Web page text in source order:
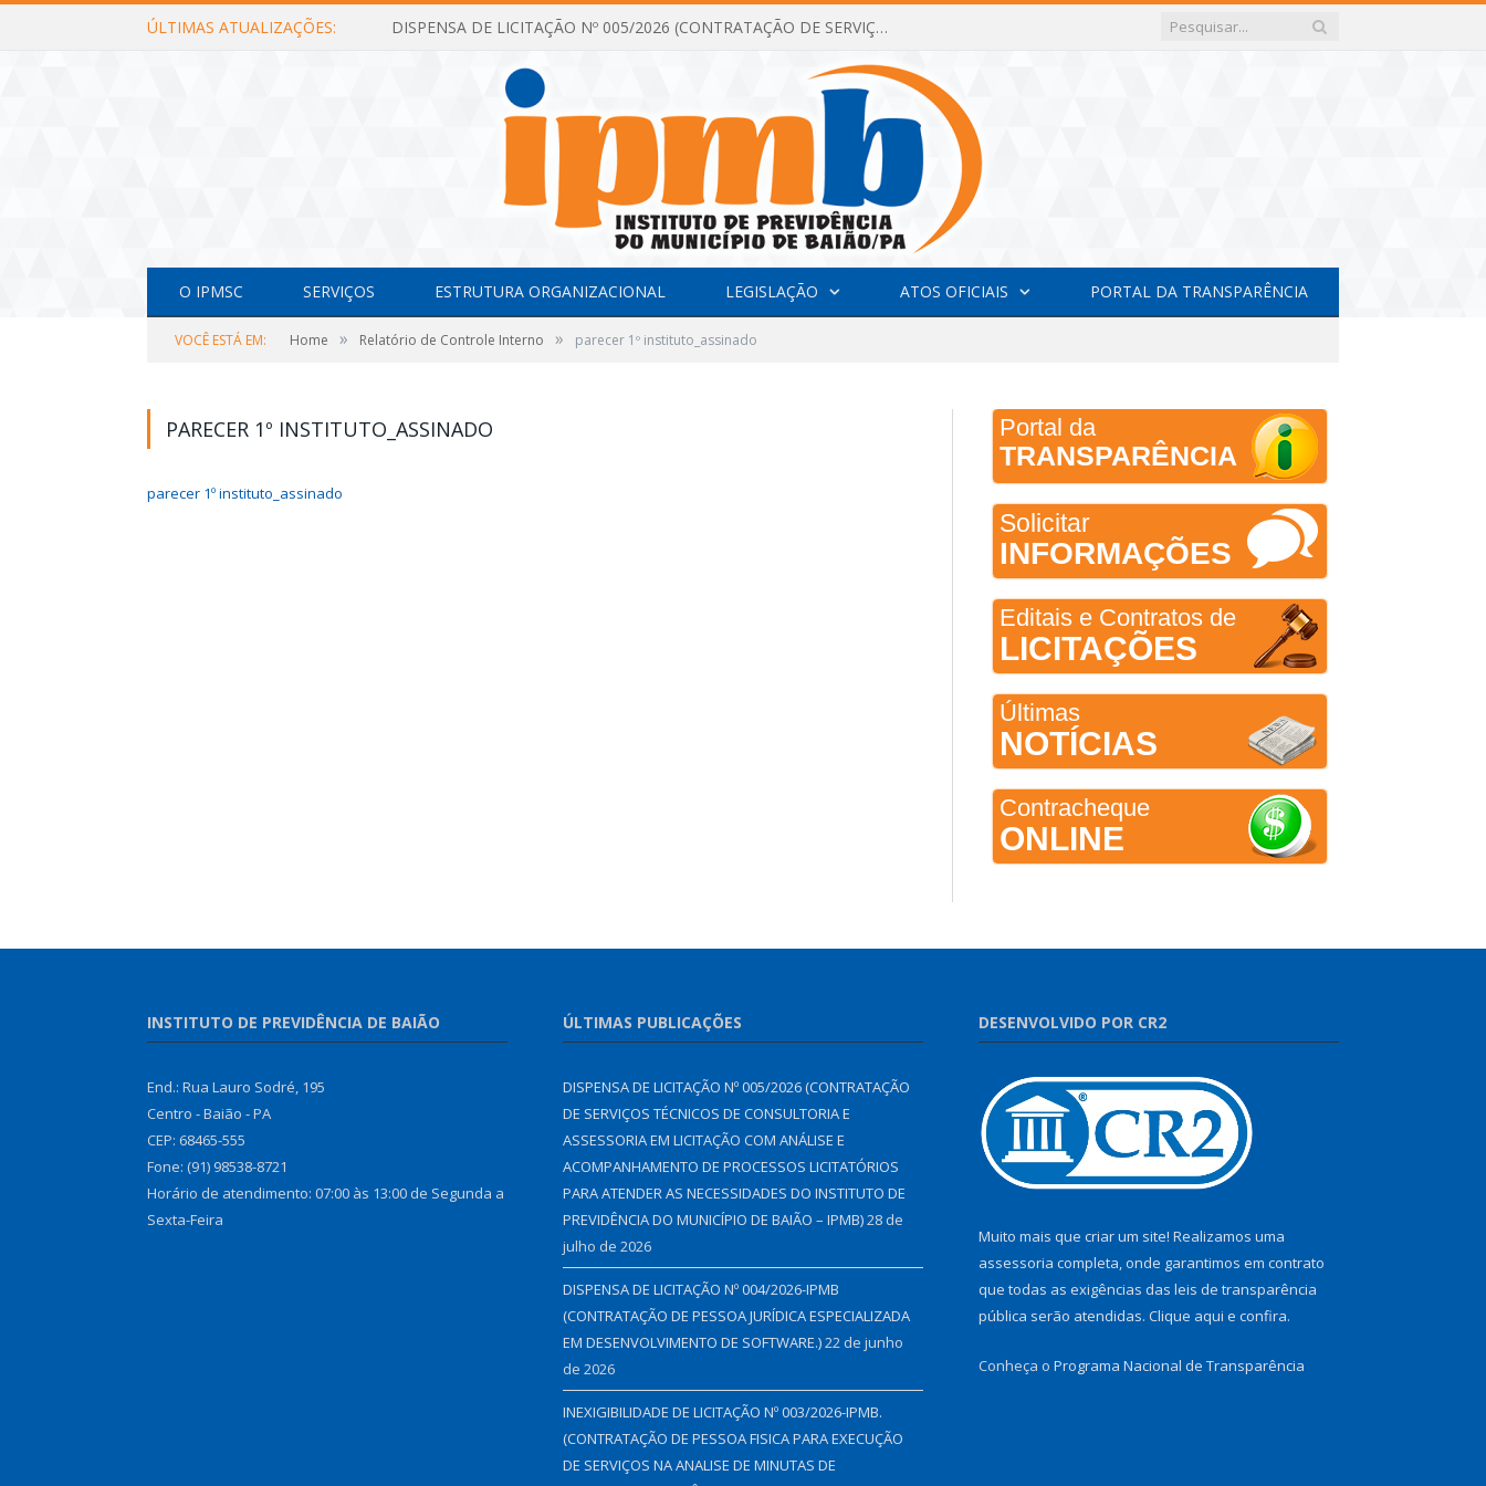
ÚLTIMAS ATUALIZAÇÕES: DISPENSA DE LICITAÇÃO Nº 005/2026 (CONTRATAÇÃO DE SERVIÇOS TÉCNICOS DE CONSULTORIA E ASSESSORIA EM LICITAÇÃO COM ANÁLISE E ACOMPANHAMENTO DE PROCESSOS LICITATÓRIOS PARA ATENDER AS NECESSIDADES DO INSTITUTO DE PREVIDÊNCIA DO MUNICÍPIO DE BAIÃO – IPMB)
O IPMSC SERVIÇOS ESTRUTURA ORGANIZACIONAL LEGISLAÇÃO ATOS OFICIAIS PORTAL DA TRANSPARÊNCIA
VOCÊ ESTÁ EM: Home » Relatório de Controle Interno » parecer 1º instituto_assinado
PARECER 1º INSTITUTO_ASSINADO
parecer 1º instituto_assinado
Portal da
TRANSPARÊNCIA
Solicitar
INFORMAÇÕES
Editais e Contratos de
LICITAÇÕES
Últimas
NOTÍCIAS
Contracheque
ONLINE
INSTITUTO DE PREVIDÊNCIA DE BAIÃO
End.: Rua Lauro Sodré, 195
Centro - Baião - PA
CEP: 68465-555
Fone: (91) 98538-8721
Horário de atendimento: 07:00 às 13:00 de Segunda a
Sexta-Feira
ÚLTIMAS PUBLICAÇÕES
DISPENSA DE LICITAÇÃO Nº 005/2026 (CONTRATAÇÃO
DE SERVIÇOS TÉCNICOS DE CONSULTORIA E
ASSESSORIA EM LICITAÇÃO COM ANÁLISE E
ACOMPANHAMENTO DE PROCESSOS LICITATÓRIOS
PARA ATENDER AS NECESSIDADES DO INSTITUTO DE
PREVIDÊNCIA DO MUNICÍPIO DE BAIÃO – IPMB)28 de
julho de 2026
DISPENSA DE LICITAÇÃO Nº 004/2026-IPMB
(CONTRATAÇÃO DE PESSOA JURÍDICA ESPECIALIZADA
EM DESENVOLVIMENTO DE SOFTWARE.)22 de junho
de 2026
INEXIGIBILIDADE DE LICITAÇÃO Nº 003/2026-IPMB.
(CONTRATAÇÃO DE PESSOA FISICA PARA EXECUÇÃO
DE SERVIÇOS NA ANALISE DE MINUTAS DE
DESENVOLVIDO POR CR2
Muito mais que criar um site! Realizamos uma
assessoria completa, onde garantimos em contrato
que todas as exigências das leis de transparência
pública serão atendidas. Clique aqui e confira.
Conheça o Programa Nacional de Transparência